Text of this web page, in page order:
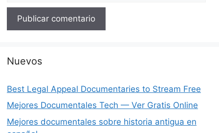
Nuevos
Best Legal Appeal Documentaries to Stream Free
Mejores Documentales Tech — Ver Gratis Online
Mejores documentales sobre historia antigua en